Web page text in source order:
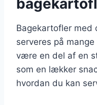
Bagekartofler med
serveres på
være en del af en
som en lækker
hvordan du kan